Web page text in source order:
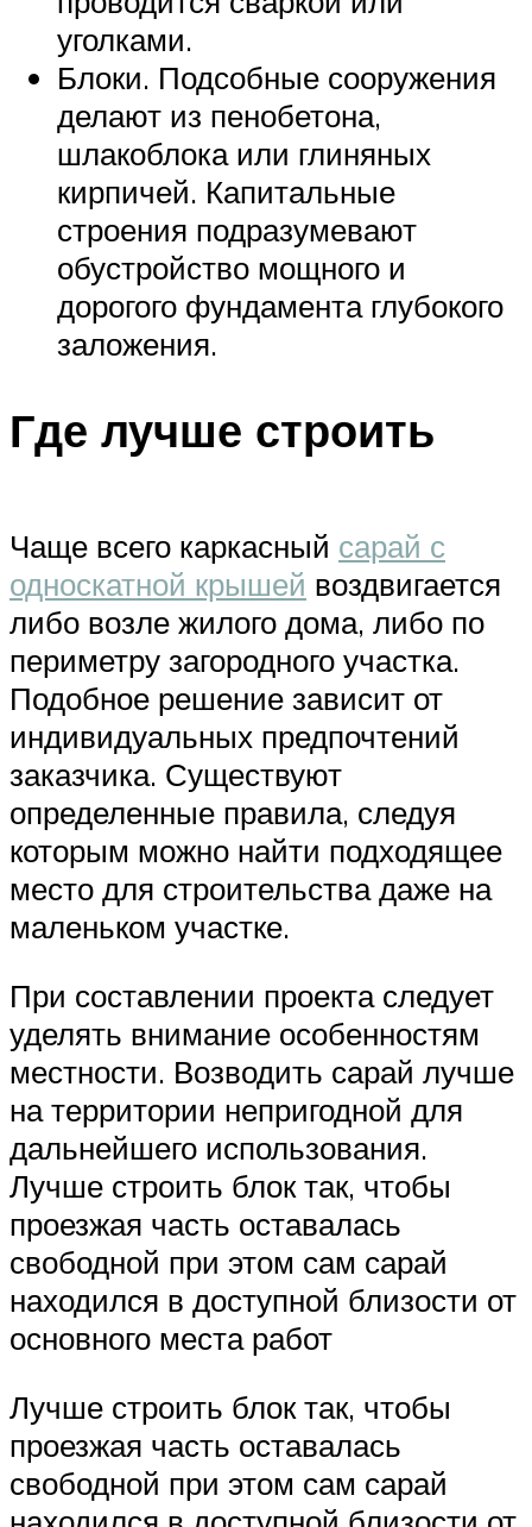
уголками.
Блоки. Подсобные сооружения
делают из пенобетона,
шлакоблока или глиняных
кирпичей. Капитальные
строения подразумевают
обустройство мощного и
дорогого фундамента глубокого
заложения.
Где лучше строить
Чаще всего каркасный сарай с
односкатной крышей воздвигается
либо возле жилого дома, либо по
периметру загородного участка.
Подобное решение зависит от
индивидуальных предпочтений
заказчика. Существуют
определенные правила, следуя
которым можно найти подходящее
место для строительства даже на
маленьком участке.
При составлении проекта следует
уделять внимание особенностям
местности. Возводить сарай лучше
на территории непригодной для
дальнейшего использования.
Лучше строить блок так, чтобы
проезжая часть оставалась
свободной при этом сам сарай
находился в доступной близости от
основного места работ
Лучше строить блок так, чтобы
проезжая часть оставалась
свободной при этом сам сарай